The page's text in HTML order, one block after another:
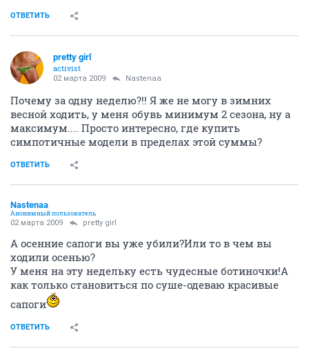
ОТВЕТИТЬ
pretty girl
activist
02 марта 2009 Nastenaa
Почему за одну неделю?!! Я же не могу в зимних
весной ходить, у меня обувь минимум 2 сезона, ну а
максимум.... Просто интересно, где купить
симпотичные модели в пределах этой суммы?
ОТВЕТИТЬ
Nastenaa
Анонимный пользователь
02 марта 2009 pretty girl
А осенние сапоги вы уже убили?Или то в чем вы
ходили осенью?
У меня на эту недельку есть чудесные ботиночки!А
как только становиться по суше-одеваю красивые
сапоги
ОТВЕТИТЬ